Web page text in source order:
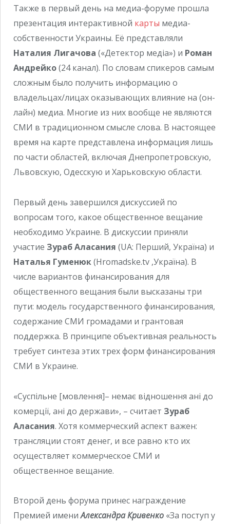
Также в первый день на медиа-форуме прошла
презентация интерактивной карты медиа-
собственности Украины. Её представляли
Наталия Лигачова («Детектор медіа») и Роман
Андрейко(24 канал). По словам спикеров самым
сложным было получить информацию о
владельцах/лицах оказывающих влияние на (он-
лайн) медиа. Многие из них вообще не являются
СМИ в традиционном смысле слова. В настоящее
время на карте представлена информация лишь
по части областей, включая Днепропетровскую,
Львовскую, Одесскую и Харьковскую области.
Первый день завершился дискуссией по
вопросам того, какое общественное вещание
необходимо Украине. В дискуссии приняли
участие Зураб Аласания (UA: Перший, Україна) и
Наталья Гуменюк(Hromadske.tv ,Україна). В
числе вариантов финансирования для
общественного вещания были высказаны три
пути: модель государственного финансирования,
содержание СМИ громадами и грантовая
поддержка. В принципе объективная реальность
требует синтеза этих трех форм финансирования
СМИ в Украине.
«Суспільне [мовлення]– немає відношення ані до
комерції, ані до держави», – считает Зураб
Аласания. Хотя коммерческий аспект важен:
трансляции стоят денег, и все равно кто их
осуществляет коммерческое СМИ и
общественное вещание.
Второй день форума принес награждение
Премией имениАлександра Кривенко «За поступ у